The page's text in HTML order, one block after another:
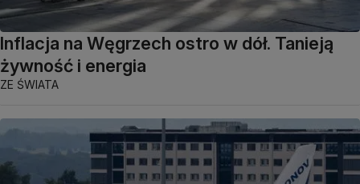
Inflacja na Węgrzech ostro w dół. Tanieją
żywność i energia
ZE ŚWIATA